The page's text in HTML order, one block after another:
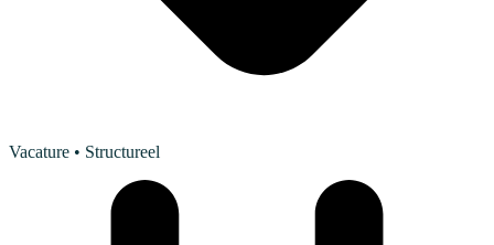
Vacature • Structureel